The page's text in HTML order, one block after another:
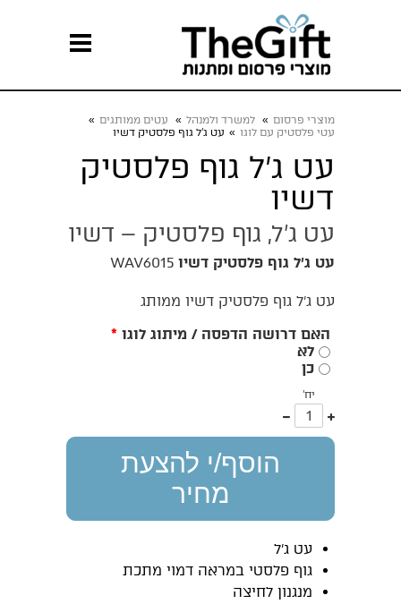
מוצרי פרסום » למשרד ולמנהל » עטים ממותגים »
עטי פלסטיק עם לוגו » עט ג’ל גוף פלסטיק דשיו
עט ג’ל גוף פלסטיק
דשיו
עט ג’ל, גוף פלסטיק – דשיו
עט ג’ל גוף פלסטיק דשיו WAV6015
עט ג’ל גוף פלסטיק דשיו ממותג
האם דרושה הדפסה / מיתוג לוגו *
לא
כן
יח'
עוד
אחד
הוסף/י להצעת
מחיר
עט ג'ל
גוף פלסטי במראה דמוי מתכת
מנגנון לחיצה